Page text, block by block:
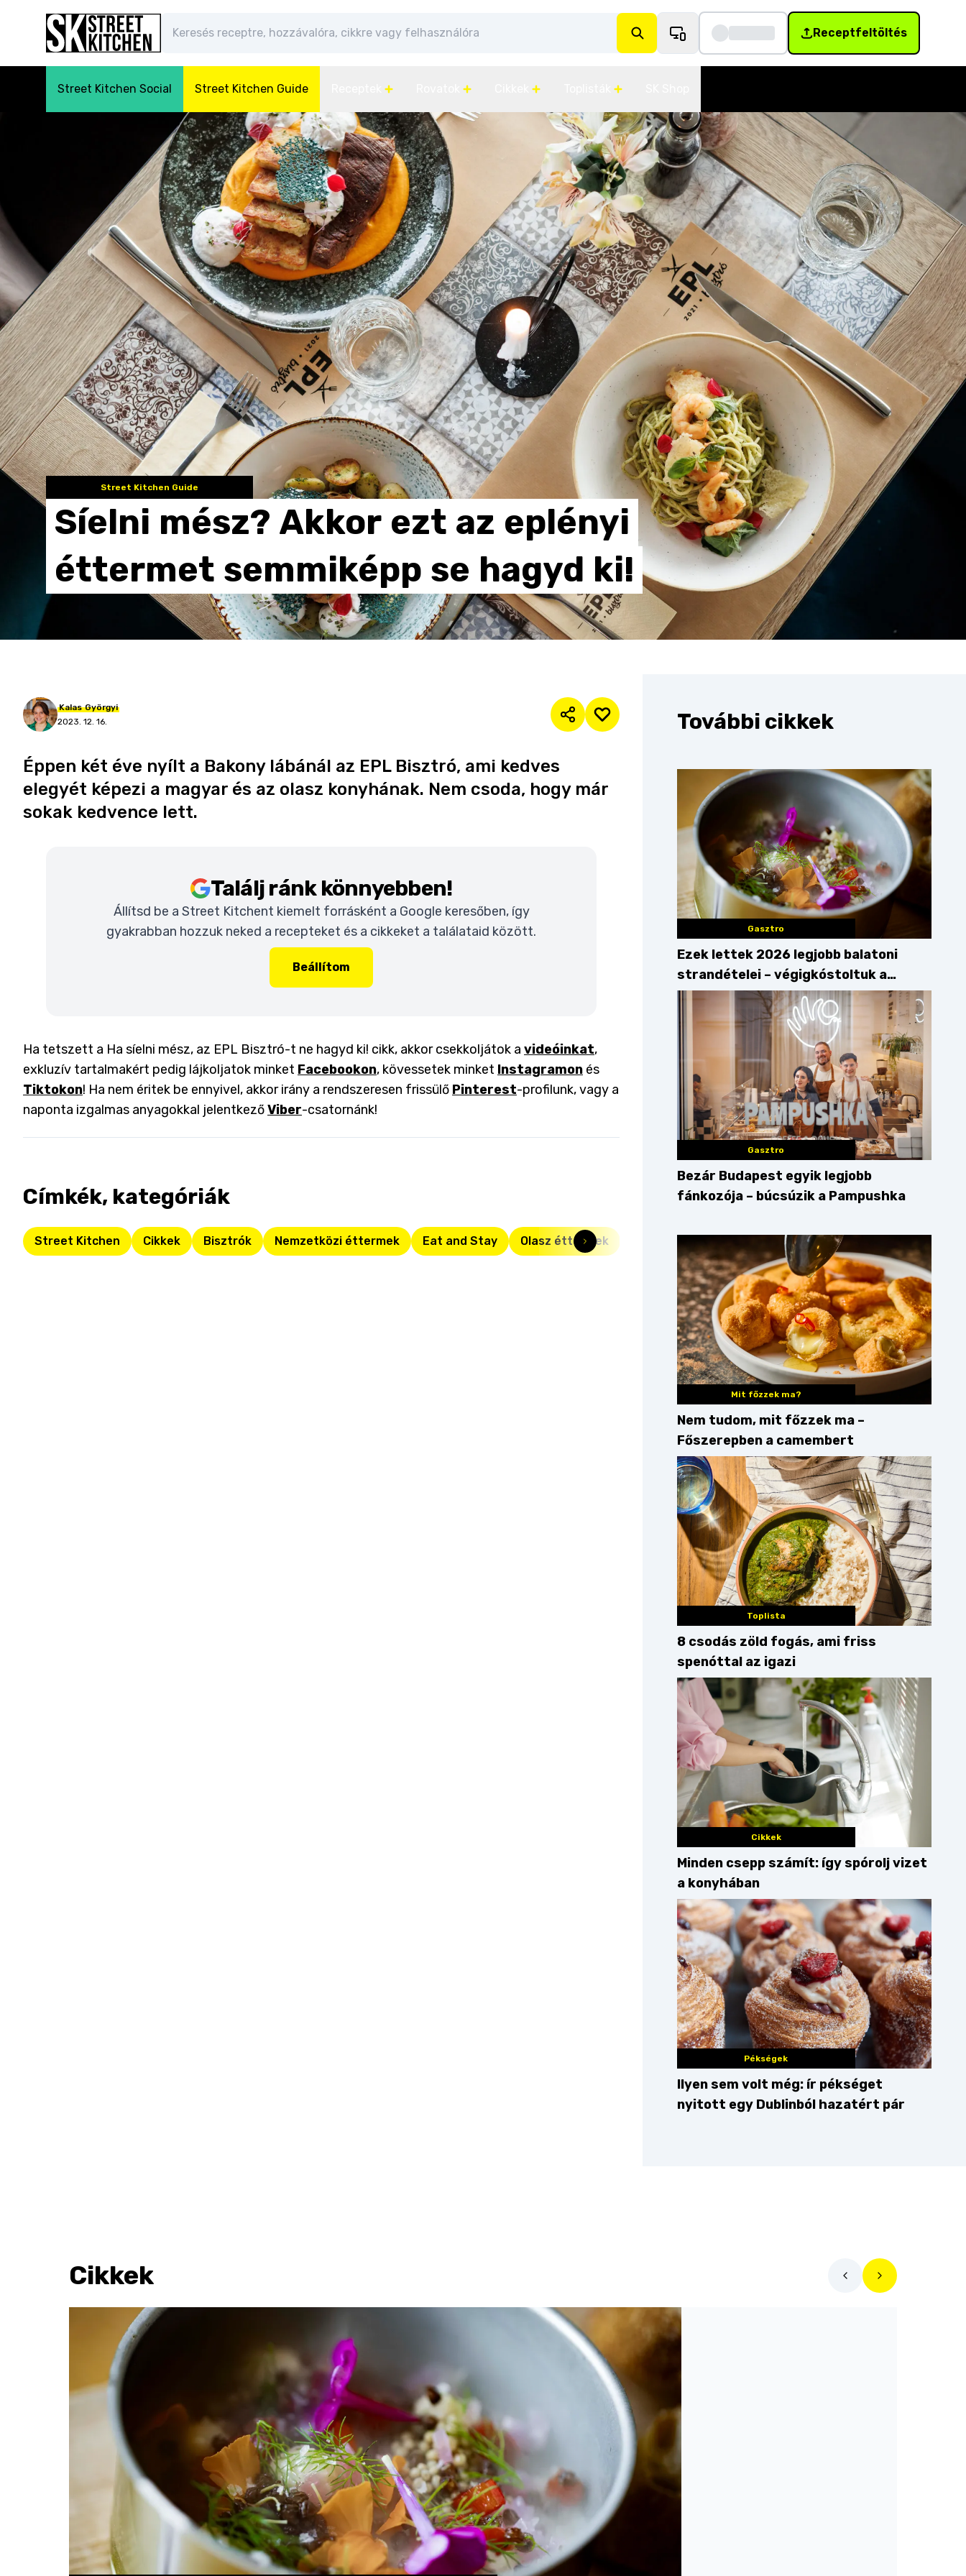
Receptfeltöltés
Street Kitchen Social Street Kitchen Guide
Street Kitchen Guide
Síelni mész? Akkor ezt az eplényi
éttermet semmiképp se hagyd ki!
Kalas Györgyi
2023. 12. 16.
Éppen két éve nyílt a Bakony lábánál az EPL Bisztró, ami kedves
elegyét képezi a magyar és az olasz konyhának. Nem csoda, hogy már
sokak kedvence lett.
Találj ránk könnyebben!
Állítsd be a Street Kitchent kiemelt forrásként a Google keresőben, így
gyakrabban hozzuk neked a recepteket és a cikkeket a találataid között.
Beállítom
Ha tetszett a Ha síelni mész, az EPL Bisztró-t ne hagyd ki! cikk, akkor csekkoljátok a videóinkat,
exkluzív tartalmakért pedig lájkoljatok minket Facebookon, kövessetek minket Instagramon és
Tiktokon! Ha nem éritek be ennyivel, akkor irány a rendszeresen frissülő Pinterest-profilunk, vagy a
naponta izgalmas anyagokkal jelentkezőViber-csatornánk!
Címkék, kategóriák
Street Kitchen Cikkek Bisztrók Nemzetközi éttermek Eat and Stay Olasz éttermek Street Kitchen Guide pizza
További cikkek
Gasztro
Ezek lettek 2026 legjobb balatoni
strandételei – végigkóstoltuk a
győzteseket
Gasztro
Bezár Budapest egyik legjobb
fánkozója – búcsúzik a Pampushka
Mit főzzek ma?
Nem tudom, mit főzzek ma –
Főszerepben a camembert
Toplista
8 csodás zöld fogás, ami friss
spenóttal az igazi
Cikkek
Minden csepp számít: így spórolj vizet
a konyhában
Pékségek
Ilyen sem volt még: ír pékséget
nyitott egy Dublinból hazatért pár
Cikkek